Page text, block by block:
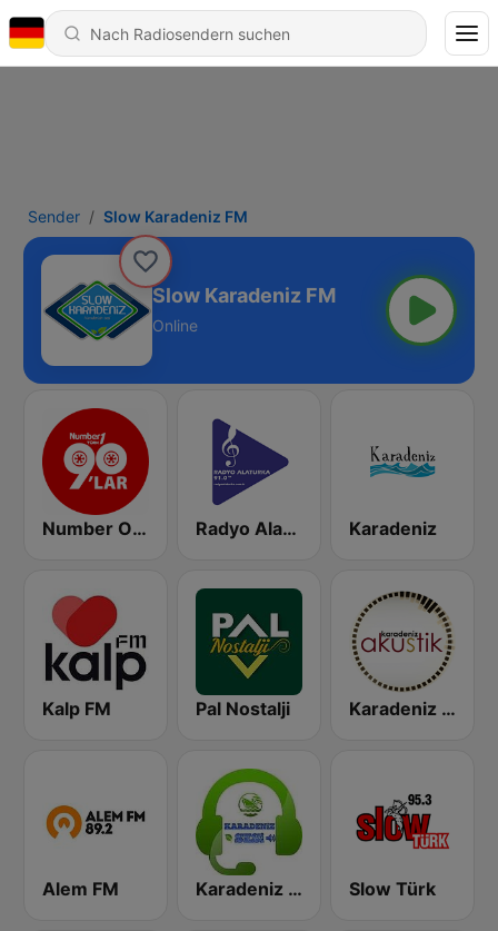
Sender Slow Karadeniz FM
Slow Karadeniz FM
Online
Number One Turk 90’lar Radyo Alaturka Karadeniz
Kalp FM Pal Nostalji Karadeniz Akustik Radyo
Alem FM Karadeniz Sesi FM Slow Türk